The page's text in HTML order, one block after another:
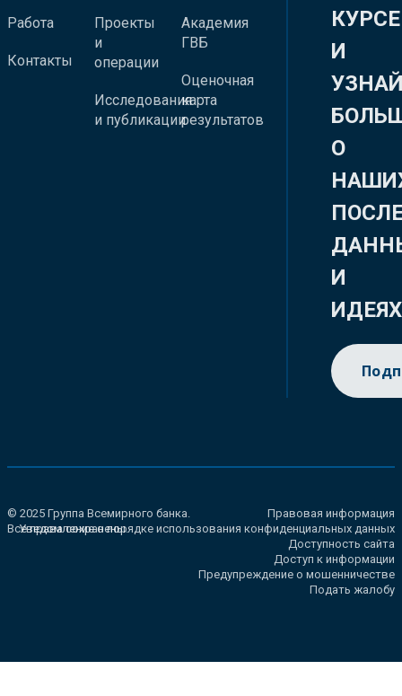
Работа
Контакты
Проекты
и
операции
Исследования
и публикации
Академия
ГВБ
Оценочная
карта
результатов
КУРСЕ
И
О
И
ИДЕЯХ
© 2025 Группа Всемирного банка.
Все права сохранены.
Правовая информация
Уведомление о порядке использования конфиденциальных данных
Доступность сайта
Доступ к информации
Предупреждение о мошенничестве
Подать жалобу